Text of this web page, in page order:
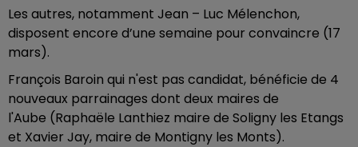
Les autres, notamment Jean – Luc Mélenchon,
disposent encore d’une semaine pour convaincre (17
mars).
François Baroin qui n'est pas candidat, bénéficie de 4
nouveaux parrainages dont deux maires de
l'Aube (Raphaële Lanthiez maire de Soligny les Etangs
et Xavier Jay, maire de Montigny les Monts).